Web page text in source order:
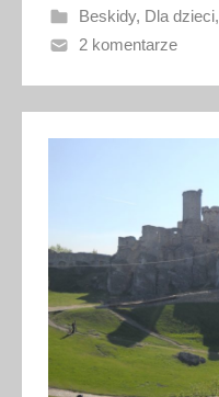
a
n
c
a
2
0
2
5
Beskidy, Dla dzieci,
2 komentarze